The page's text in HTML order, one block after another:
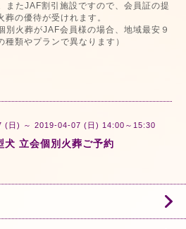
またJAF割引施設ですので、会員証の提
葬の優待が受けれます。
別火葬がJAF会員様の場合、地域最安９
種類やプランで異なります）
(日) ～ 2019-04-07 (日) 14:00～15:30
犬 立会個別火葬ご予約